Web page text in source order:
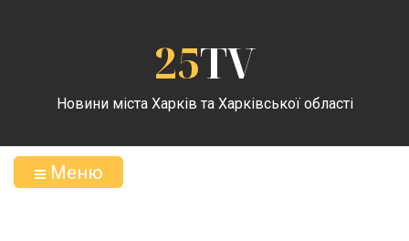
25TV
Новини міста Харків та Харківської області
Меню